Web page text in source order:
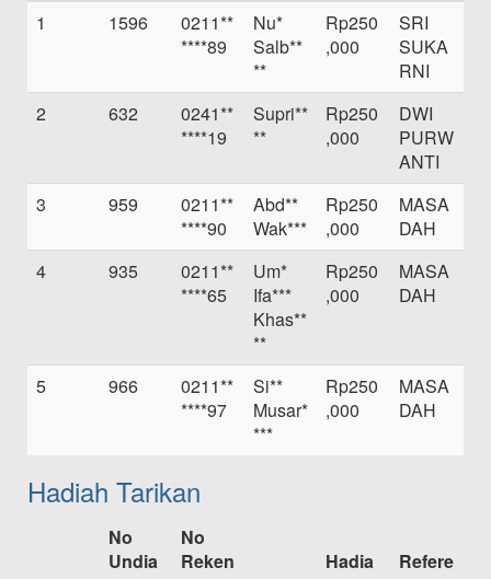
1
1596
0211**
****89
Nu*
Salb**
**
Rp250
,000
SRI
SUKA
RNI
2
632
0241**
****19
Supri**
**
Rp250
,000
DWI
PURW
ANTI
3
959
0211**
****90
Abd**
Wak***
Rp250
,000
MASA
DAH
4
935
0211**
****65
Um*
Ifa***
Khas**
**
Rp250
,000
MASA
DAH
5 966
0211**
****97
Si**
Musar*
***
Rp250
,000
MASA
DAH
Hadiah Tarikan
No
Undia
No
Reken
Hadia
Refere